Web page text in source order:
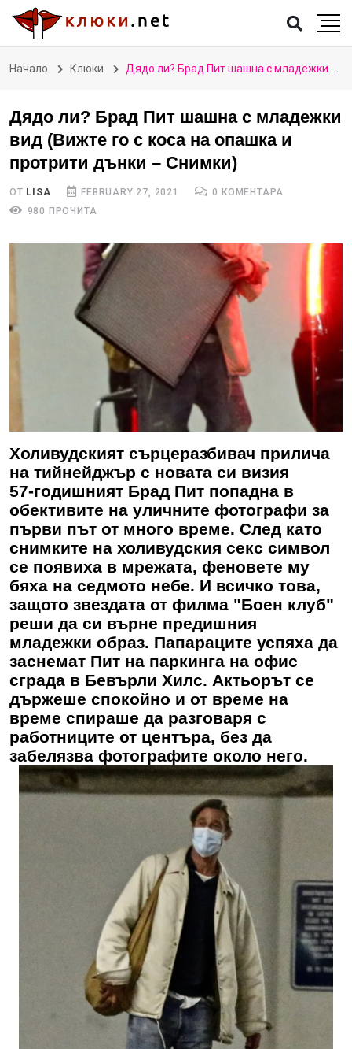
Начало Клюки Дядо ли? Брад Пит шашна с младежки вид (Вижте го с коса на опашка и протрити дънки – Снимки)
Дядо ли? Брад Пит шашна с младежки
вид (Вижте го с коса на опашка и
протрити дънки – Снимки)
ОТ LISA FEBRUARY 27, 2021
0 КОМЕНТАРА
980 ПРОЧИТА
Холивудският сърцеразбивач прилича
на тийнейджър с новата си визия
57-годишният Брад Пит попадна в
обективите на уличните фотографи за
първи път от много време. След като
снимките на холивудския секс символ
се появиха в мрежата, феновете му
бяха на седмото небе. И всичко това,
защото звездата от филма "Боен клуб"
реши да си върне предишния
младежки образ. Папараците успяха да
заснемат Пит на паркинга на офис
сграда в Бевърли Хилс. Актьорът се
държеше спокойно и от време на
време спираше да разговаря с
работниците от центъра, без да
забелязва фотографите около него.